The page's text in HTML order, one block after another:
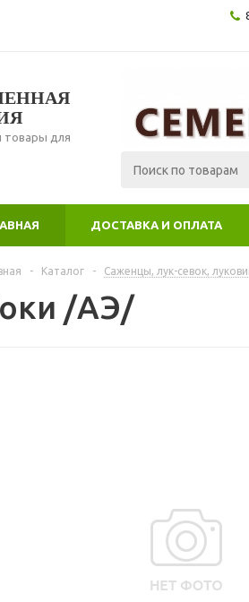
товары для
ДОСТАВКА И ОПЛАТА
- Каталог - Саженцы, лук-севок,
/АЭ/